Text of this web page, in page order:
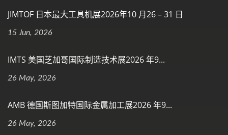
JIMTOF 日本最大工具机展2026年10 月26 – 31 日
15 Jun, 2026
IMTS 美国芝加哥国际制造技术展2026 年9...
26 May, 2026
AMB 德国斯图加特国际金属加工展2026 年9...
26 May, 2026